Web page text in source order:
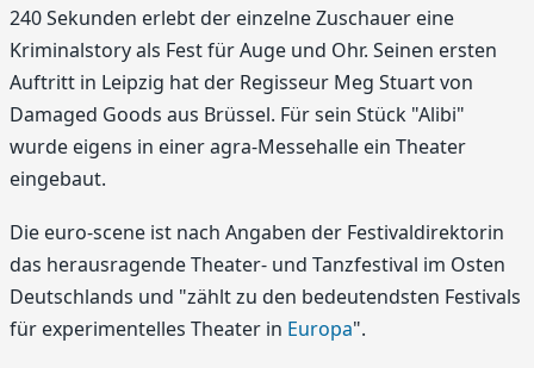
240 Sekunden erlebt der einzelne Zuschauer eine
Kriminalstory als Fest für Auge und Ohr. Seinen ersten
Auftritt in Leipzig hat der Regisseur Meg Stuart von
Damaged Goods aus Brüssel. Für sein Stück "Alibi"
wurde eigens in einer agra-Messehalle ein Theater
eingebaut.
Die euro-scene ist nach Angaben der Festivaldirektorin
das herausragende Theater- und Tanzfestival im Osten
Deutschlands und "zählt zu den bedeutendsten Festivals
für experimentelles Theater in Europa".